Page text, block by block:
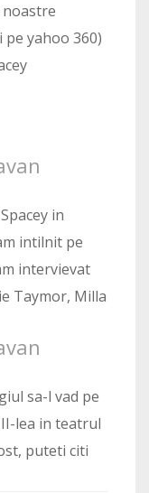
yahoo 360)
in
intilnit pe
intervievat
Taymor, Milla
sa-l vad pe
lea in teatrul
puteti citi